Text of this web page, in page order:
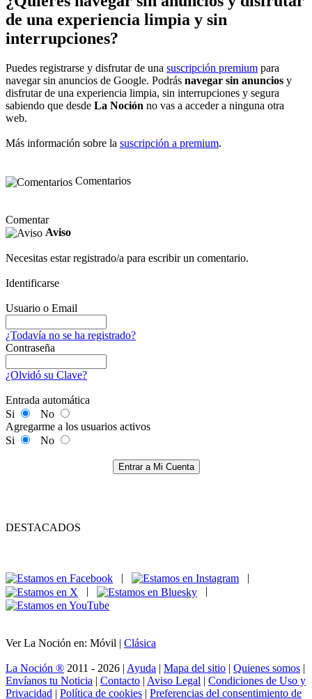
de una experiencia limpia y sin
interrupciones?
Puedes registrarse y disfrutar de una suscripción premium para
navegar sin anuncios de Google. Podrás navegar sin anuncios y
disfrutar de una experiencia limpia, sin interrupciones y segura
sabiendo que desde La Noción no vas a acceder a ninguna otra
web.
Más información sobre la suscripción a premium.
Comentarios
Comentar
Aviso
Necesitas estar registrado/a para escribir un comentario.
Identificarse
Usuario o Email
¿Todavía no se ha registrado?
Contraseña
¿Olvidó su Clave?
Entrada automática
Si
No
Agregarme a los usuarios activos
Si
No
Entrar a Mi Cuenta
DESTACADOS
|
|
|
|
Ver La Noción en: Móvil | Clásica
La Noción ® 2011 - 2026 | Ayuda | Mapa del sitio | Quienes somos |
Envíanos tu Noticia | Contacto | Aviso Legal | Condiciones de Uso y
Privacidad | Política de cookies | Preferencias del consentimiento de